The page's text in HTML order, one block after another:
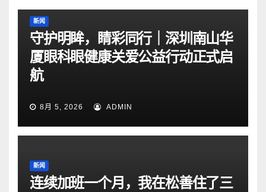
新闻
守护明眸，睛彩同行｜深圳南山华
厦眼科眼健康关爱公益行动正式启
航
8月 5, 2026 ADMIN
新闻
连续加班一个月，我在松善住了三